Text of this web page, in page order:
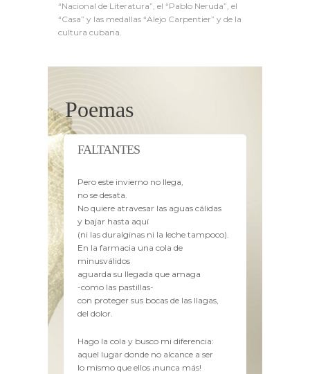
“Nacional de Literatura”, el “Pablo Neruda”, el
“Casa” y las medallas “Alejo Carpentier” y de la
cultura cubana.
Poemas
FALTANTES
Pero este invierno no llega,
no se desata.
No quiere atravesar las aguas cálidas
y bajar hasta aquí
(ni las duralginas ni la leche tampoco).
En la farmacia una cola de
minusválidos
aguarda su llegada que amaga
-como las pastillas-
con proteger sus bocas de las llagas,
del dolor.
Hago la cola y busco mi diferencia:
aquel lugar donde no alcance a ser
lo mismo que ellos ¡nunca más!